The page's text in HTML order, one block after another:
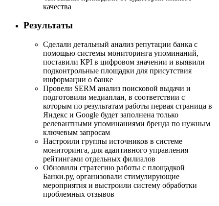
качества
Результаты
Сделали детальный анализ репутации банка с
помощью системы мониторинга упоминаний,
поставили КРІ в цифровом значении и выявили
подконтрольные площадки для присутствия
информации о банке
Провели SERM анализ поисковой выдачи и
подготовили медиаплан, в соответствии с
которым по результатам работы первая страница в
Яндекс и Google будет заполнена только
релевантными упоминаниями бренда по нужным
ключевым запросам
Настроили группы источников в системе
мониторинга, для адаптивного управления
рейтингами отдельных филиалов
Обновили стратегию работы с площадкой
Банки.ру, организовали стимулирующие
мероприятия и выстроили систему обработки
проблемных отзывов